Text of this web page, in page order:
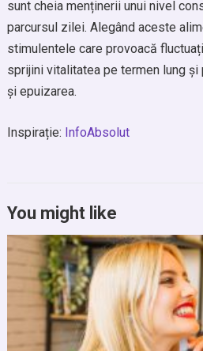
sunt cheia menținerii unui nivel
parcursul zilei. Alegând aceste
stimulentele care provoacă
sprijini vitalitatea pe termen lung
și epuizarea.
Inspirație: InfoAbsolut
You might like